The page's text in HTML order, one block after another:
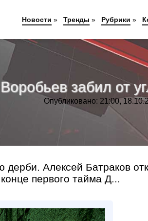
забил от
Опубликовано: 21:00,
дерби. Алексей Батраков
первого тайма Д...
Новости » Тренды » Рубрики »